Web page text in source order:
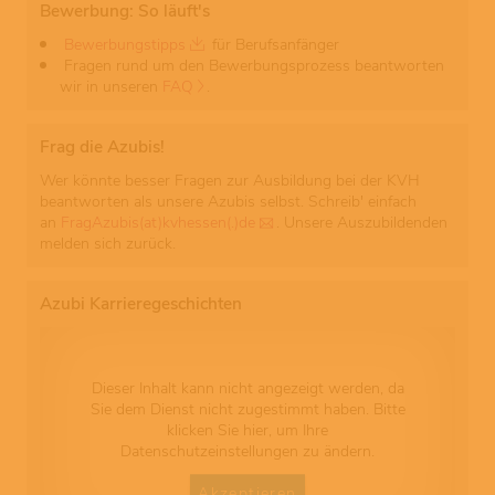
Bewerbung: So läuft's
Bewerbungstipps
für Berufsanfänger
Fragen rund um den Bewerbungsprozess beantworten
wir in unseren
FAQ
Frag die Azubis!
Wer könnte besser Fragen zur Ausbildung bei der KVH
beantworten als unsere Azubis selbst. Schreib' einfach
an
FragAzubis(at)kvhessen(.)de
. Unsere Auszubildenden
melden sich zurück.
Azubi Karrieregeschichten
Dieser Inhalt kann nicht angezeigt werden, da
Sie dem Dienst nicht zugestimmt haben. Bitte
klicken Sie hier, um Ihre
Datenschutzeinstellungen zu ändern.